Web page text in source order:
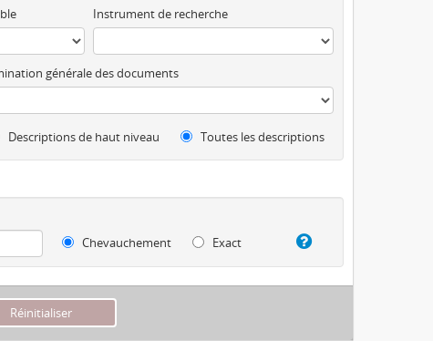
Instrument de recherche
générale des documents
Descriptions de haut niveau Toutes les descriptions
Chevauchement
Exact